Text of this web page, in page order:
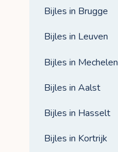
Bijles in Brugge
Bijles in Leuven
Bijles in Mechelen
Bijles in Aalst
Bijles in Hasselt
Bijles in Kortrijk